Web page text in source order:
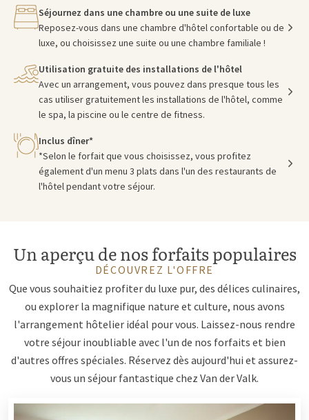
Séjournez dans une chambre ou une suite de luxe
Reposez-vous dans une chambre d'hôtel confortable ou de
luxe, ou choisissez une suite ou une chambre familiale !
Utilisation gratuite des installations de l'hôtel
Avec un arrangement, vous pouvez dans presque tous les
cas utiliser gratuitement les installations de l'hôtel, comme
le spa, la piscine ou le centre de fitness.
Inclus dîner*
*Selon le forfait que vous choisissez, vous profitez
également d'un menu 3 plats dans l'un des restaurants de
l'hôtel pendant votre séjour.
Un aperçu de nos forfaits populaires
DÉCOUVREZ L'OFFRE
Que vous souhaitiez profiter du luxe pur, des délices culinaires,
ou explorer la magnifique nature et culture, nous avons
l'arrangement hôtelier idéal pour vous. Laissez-nous rendre
votre séjour inoubliable avec l'un de nos forfaits et bien
d'autres offres spéciales. Réservez dès aujourd'hui et assurez-
vous un séjour fantastique chez Van der Valk.